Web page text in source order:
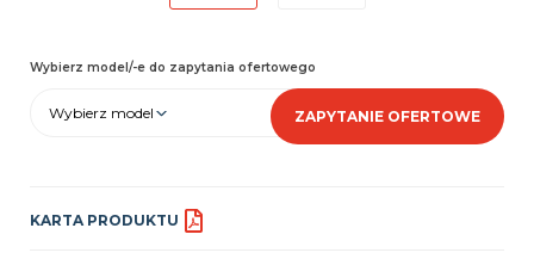
Wybierz model/-e do zapytania ofertowego
Wybierz model ZAPYTANIE OFERTOWE
KARTA PRODUKTU